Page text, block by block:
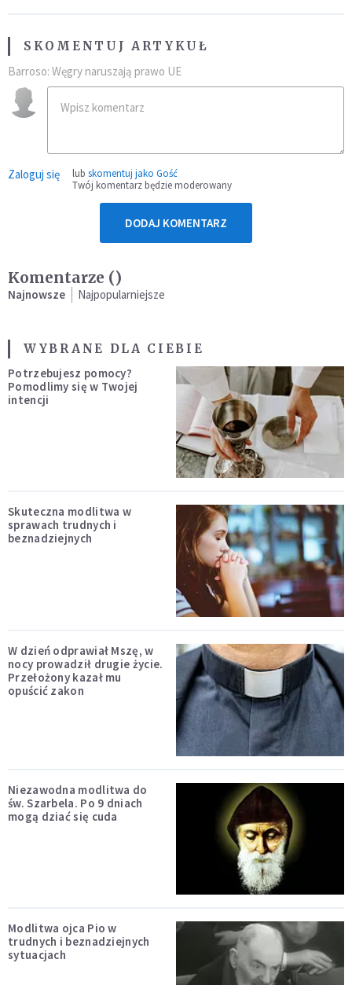
SKOMENTUJ ARTYKUŁ
Barroso: Węgry naruszają prawo UE
Zaloguj się lub skomentuj jako Gość
Twój komentarz będzie moderowany
DODAJ KOMENTARZ
Komentarze ()
Najnowsze Najpopularniejsze
WYBRANE DLA CIEBIE
Potrzebujesz pomocy?
Pomodlimy się w Twojej
intencji
Skuteczna modlitwa w
sprawach trudnych i
beznadziejnych
W dzień odprawiał Mszę, w
nocy prowadził drugie życie.
Przełożony kazał mu
opuścić zakon
Niezawodna modlitwa do
św. Szarbela. Po 9 dniach
mogą dziać się cuda
Modlitwa ojca Pio w
trudnych i beznadziejnych
sytuacjach